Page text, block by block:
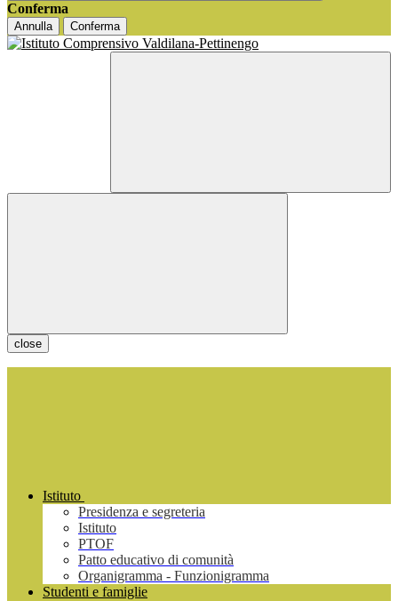
Conferma
Annulla Conferma
close
Istituto
Presidenza e segreteria
Istituto
PTOF
Patto educativo di comunità
Organigramma - Funzionigramma
Studenti e famiglie